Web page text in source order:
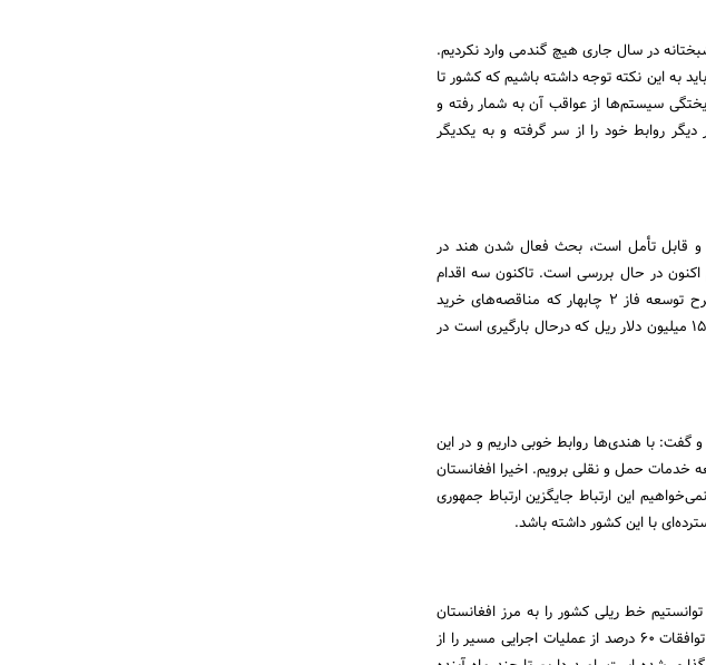
در سال جاری هیچ گندمی وارد نکردیم.
به این نکته توجه داشته باشیم که کشور تا
سیستم‌ها از عواقب آن به شمار رفته و
روابط خود را از سر گرفته و به یکدیگر
و قابل تأمل است، بحث فعال شدن هند در
در حال بررسی است. تاکنون سه اقدام
جدی از جمله بستن دو قرارداد 85 میلیون دلاری و 150 میلیون دلاری در طرح توسعه فاز 2 چابهار که مناقصه‌های خرید
تجهیزات آن نیز انجام شده و در مرحله اجرا به سر می‌برد و همچنین خرید 150 میلیون دلار ریل که درحال بارگیری است در
و گفت: با هندی‌ها روابط خوبی داریم و در این
حمل و نقلی برویم. اخیرا افغانستان
این ارتباط جایگزین ارتباط جمهوری
با این کشور داشته باشد.
خط ریلی کشور را به مرز افغانستان
برسانیم، 110 کیلومتر دیگر باید اجرا کنیم تا به هرات متصل شویم. براساس توافقات 60 درصد از عملیات اجرایی مسیر را از